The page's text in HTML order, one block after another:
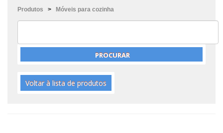
Produtos > Móveis para cozinha
Voltar à lista de produtos